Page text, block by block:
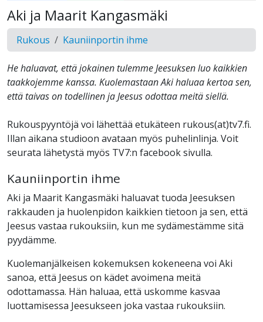
Aki ja Maarit Kangasmäki
Rukous Kauniinportin ihme
He haluavat, että jokainen tulemme Jeesuksen luo kaikkien
taakkojemme kanssa. Kuolemastaan Aki haluaa kertoa sen,
että taivas on todellinen ja Jeesus odottaa meitä siellä.
Rukouspyyntöjä voi lähettää etukäteen rukous(at)tv7.fi.
Illan aikana studioon avataan myös puhelinlinja. Voit
seurata lähetystä myös TV7:n facebook sivulla.
Kauniinportin ihme
Aki ja Maarit Kangasmäki haluavat tuoda Jeesuksen
rakkauden ja huolenpidon kaikkien tietoon ja sen, että
Jeesus vastaa rukouksiin, kun me sydämestämme sitä
pyydämme.
Kuolemanjälkeisen kokemuksen kokeneena voi Aki
sanoa, että Jeesus on kädet avoimena meitä
odottamassa. Hän haluaa, että uskomme kasvaa
luottamisessa Jeesukseen joka vastaa rukouksiin.